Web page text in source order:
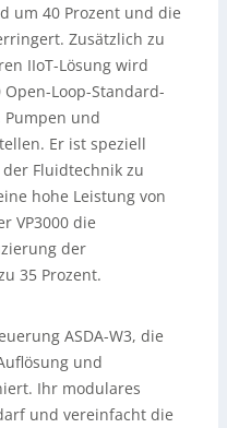
um 40 Prozent und die
Zusätzlich zu
IIoT-Lösung wird
Loop-Standard-
und
Er ist speziell
Fluidtechnik zu
hohe Leistung von
VP3000 die
der
35 Prozent.
ASDA-W3, die
und
Ihr modulares
und vereinfacht die